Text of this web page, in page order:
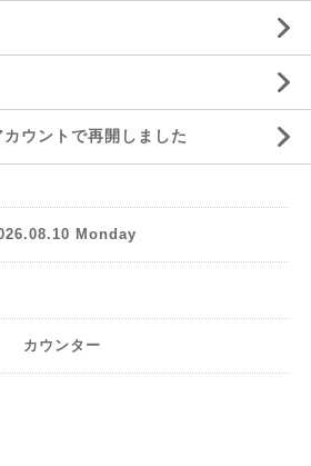
ウントで再開しました
Monday
カウンター